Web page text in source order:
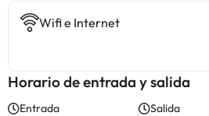
Wifi e Internet
Horario de entrada y salida
Entrada Salida